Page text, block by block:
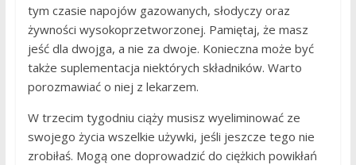
tym czasie napojów gazowanych, słodyczy oraz
żywności wysokoprzetworzonej. Pamiętaj, że masz
jeść dla dwojga, a nie za dwoje. Konieczna może być
także suplementacja niektórych składników. Warto
porozmawiać o niej z lekarzem.
W trzecim tygodniu ciąży musisz wyeliminować ze
swojego życia wszelkie używki, jeśli jeszcze tego nie
zrobiłaś. Mogą one doprowadzić do ciężkich powikłań